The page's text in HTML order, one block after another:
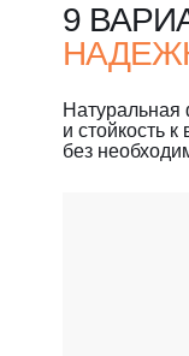
Натуральная
и стойкость
без
9